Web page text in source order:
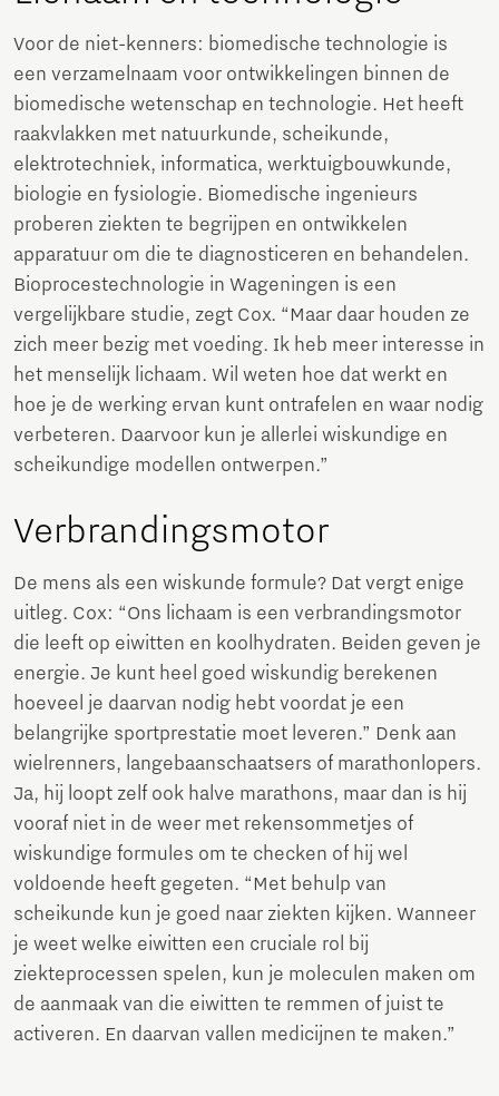
Voor de niet-kenners: biomedische technologie is
een verzamelnaam voor ontwikkelingen binnen de
biomedische wetenschap en technologie. Het heeft
raakvlakken met natuurkunde, scheikunde,
elektrotechniek, informatica, werktuigbouwkunde,
biologie en fysiologie. Biomedische ingenieurs
proberen ziekten te begrijpen en ontwikkelen
apparatuur om die te diagnosticeren en behandelen.
Bioprocestechnologie in Wageningen is een
vergelijkbare studie, zegt Cox. “Maar daar houden ze
zich meer bezig met voeding. Ik heb meer interesse in
het menselijk lichaam. Wil weten hoe dat werkt en
hoe je de werking ervan kunt ontrafelen en waar nodig
verbeteren. Daarvoor kun je allerlei wiskundige en
scheikundige modellen ontwerpen.”
Verbrandingsmotor
De mens als een wiskunde formule? Dat vergt enige
uitleg. Cox: “Ons lichaam is een verbrandingsmotor
die leeft op eiwitten en koolhydraten. Beiden geven je
energie. Je kunt heel goed wiskundig berekenen
hoeveel je daarvan nodig hebt voordat je een
belangrijke sportprestatie moet leveren.” Denk aan
wielrenners, langebaanschaatsers of marathonlopers.
Ja, hij loopt zelf ook halve marathons, maar dan is hij
vooraf niet in de weer met rekensommetjes of
wiskundige formules om te checken of hij wel
voldoende heeft gegeten. “Met behulp van
scheikunde kun je goed naar ziekten kijken. Wanneer
je weet welke eiwitten een cruciale rol bij
ziekteprocessen spelen, kun je moleculen maken om
de aanmaak van die eiwitten te remmen of juist te
activeren. En daarvan vallen medicijnen te maken.”